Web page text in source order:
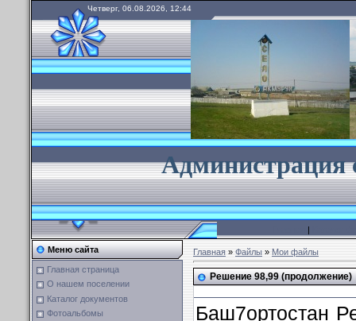
Четверг, 06.08.2026, 12:44
Администрация
|
Меню сайта
Главная страница
О нашем поселении
Каталог документов
Фотоальбомы
Главная»Файлы»Мои файлы
Решение 98,99 (продолжение)
Баш7ортостан